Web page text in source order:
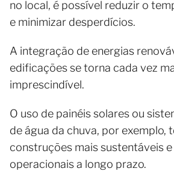
no local, é possível reduzir o
e minimizar desperdícios.
A integração de energias
edificações se torna cada vez
imprescindível.
O uso de painéis solares ou
de água da chuva, por exemplo,
construções mais sustentáveis
operacionais a longo prazo.